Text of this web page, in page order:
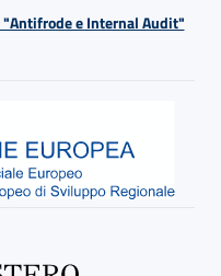
"Antifrode e Internal Audit"